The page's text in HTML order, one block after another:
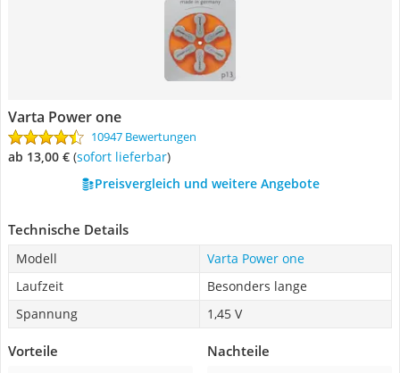
Varta Power one
10947 Bewertungen
ab 13,00 € ( Sofort lieferbar)
Preisvergleich und weitere Angebote
Technische Details
Modell
Varta Power one
Laufzeit
Besonders lange
Spannung
1,45 V
Vorteile Nachteile